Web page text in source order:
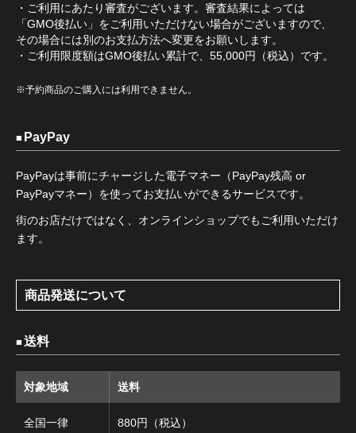
・ご利用にあたり審査がございます。審査結果によっては
「GMO後払い」をご利用いただけない場合がございますので、
その場合には別のお支払方法へ変更をお願いします。
・ご利用限度額はGMO後払い累計で、55,000円（税込）です。
※予約商品のご購入には利用できません。
PayPay
PayPayは事前にチャージした電子マネー（PayPay残高 or
PayPayマネー）を使ってお支払いができるサービスです。
街のお店だけではなく、オンラインショップでもご利用いただけ
ます。
商品発送について
送料
対象地域 送料
全国一律 880円（税込）